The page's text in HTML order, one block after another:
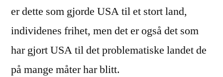
er dette som gjorde USA til et stort land,
individenes frihet, men det er også det som
har gjort USA til det problematiske landet de
på mange måter har blitt.